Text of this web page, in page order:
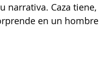
narrativa. Caza
en un